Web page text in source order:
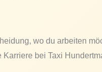
wo du arbeiten
bei Taxi